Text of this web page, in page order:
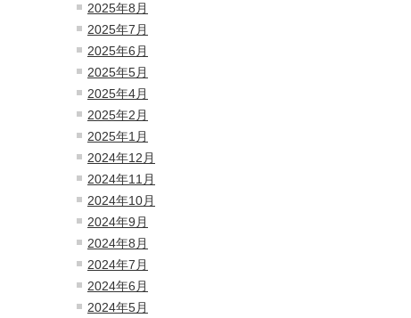
2025年8月
2025年7月
2025年6月
2025年5月
2025年4月
2025年2月
2025年1月
2024年12月
2024年11月
2024年10月
2024年9月
2024年8月
2024年7月
2024年6月
2024年5月